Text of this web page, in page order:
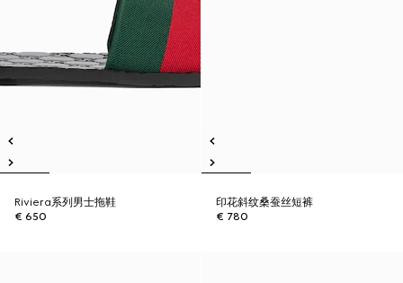
Riviera系列男士拖鞋
€ 650
印花斜纹桑蚕丝短裤
€ 780